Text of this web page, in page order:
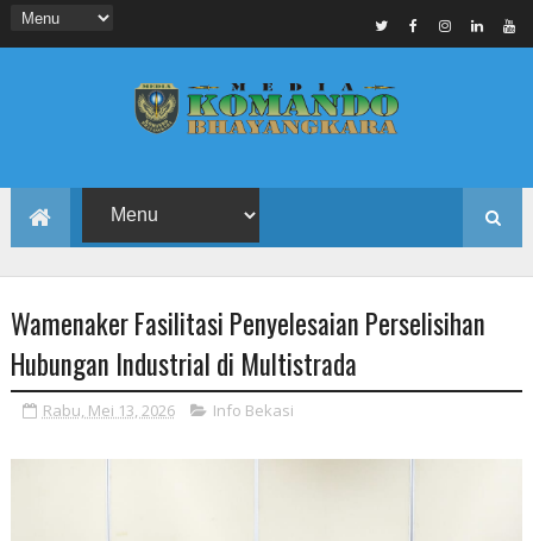
Wamenaker Fasilitasi Penyelesaian Perselisihan
Hubungan Industrial di Multistrada
Rabu, Mei 13, 2026 Info Bekasi